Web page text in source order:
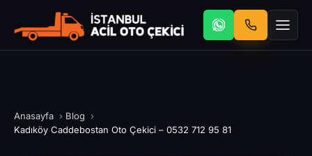
Anasayfa › Blog
›
Kadıköy Caddebostan Oto Çekici – 0532 712 95 81